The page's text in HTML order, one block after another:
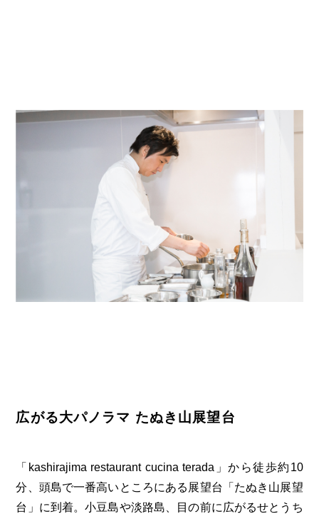
広がる大パノラマ たぬき山展望台
「kashirajima restaurant cucina terada」から徒歩約10
分、頭島で一番高いところにある展望台「たぬき山展望
台」に到着。小豆島や淡路島、目の前に広がるせとうち